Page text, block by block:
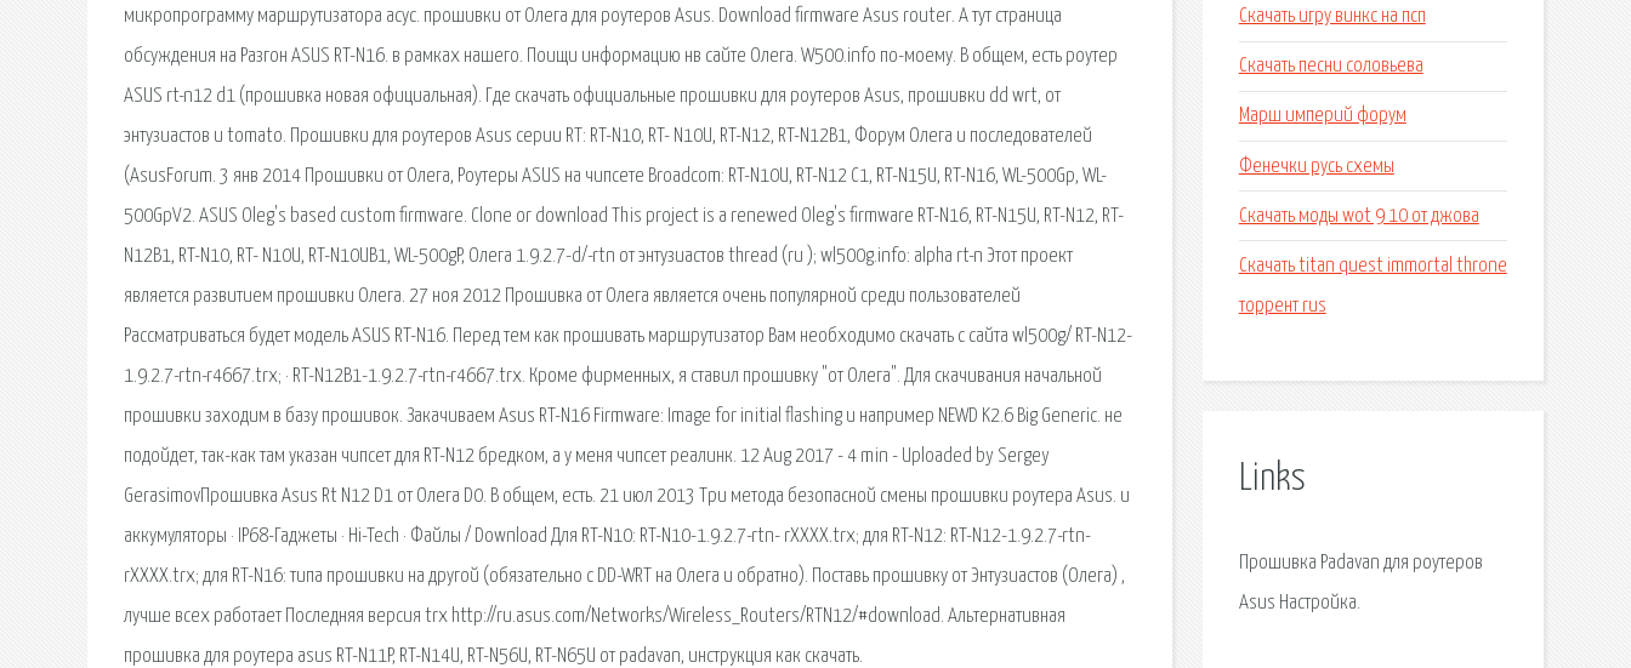
микропрограмму маршрутизатора асус. прошивки от Олега для роутеров Asus. Download firmware Asus router. А тут страница
обсуждения на Разгон ASUS RT-N16. в рамках нашего. Поищи информацию нв сайте Олега. W500.info по-моему. В общем, есть роутер
ASUS rt-n12 d1 (прошивка новая официальная). Где скачать официальные прошивки для роутеров Asus, прошивки dd wrt, от
энтузиастов и tomato. Прошивки для роутеров Asus серии RT: RT-N10, RT- N10U, RT-N12, RT-N12B1, Форум Олега и последователей
(AsusForum. 3 янв 2014 Прошивки от Олега, Роутеры ASUS на чипсете Broadcom: RT-N10U, RT-N12 C1, RT-N15U, RT-N16, WL-500Gp, WL-
500GpV2. ASUS Oleg's based custom firmware. Clone or download This project is a renewed Oleg's firmware RT-N16, RT-N15U, RT-N12, RT-
N12B1, RT-N10, RT- N10U, RT-N10UB1, WL-500gP, Олега 1.9.2.7-d/-rtn от энтузиастов thread (ru ); wl500g.info: alpha rt-n Этот проект
является развитием прошивки Олега. 27 ноя 2012 Прошивка от Олега является очень популярной среди пользователей
Рассматриваться будет модель ASUS RT-N16. Перед тем как прошивать маршрутизатор Вам необходимо скачать с сайта wl500g/ RT-N12-
1.9.2.7-rtn-r4667.trx; · RT-N12B1-1.9.2.7-rtn-r4667.trx. Кроме фирменных, я ставил прошивку "от Олега". Для скачивания начальной
прошивки заходим в базу прошивок. Закачиваем Asus RT-N16 Firmware: Image for initial flashing и например NEWD K2.6 Big Generic. не
подойдет, так-как там указан чипсет для RT-N12 бредком, а у меня чипсет реалинк. 12 Aug 2017 - 4 min - Uploaded by Sergey
GerasimovПрошивка Asus Rt N12 D1 от Олега D0. В общем, есть. 21 июл 2013 Три метода безопасной смены прошивки роутера Asus. и
аккумуляторы · IP68-Гаджеты · Hi-Tech · Файлы / Download Для RT-N10: RT-N10-1.9.2.7-rtn- rXXXX.trx; для RT-N12: RT-N12-1.9.2.7-rtn-
rXXXX.trx; для RT-N16: типа прошивки на другой (обязательно с DD-WRT на Олега и обратно). Поставь прошивку от Энтузиастов (Олега) ,
лучше всех работает Последняя версия trx http://ru.asus.com/Networks/Wireless_Routers/RTN12/#download. Альтернативная
прошивка для роутера asus RT-N11P, RT-N14U, RT-N56U, RT-N65U от padavan, инструкция как скачать.
Скачать игру винкс на псп
Скачать песни соловьева
Марш империй форум
Фенечки русь схемы
Скачать моды wot 9 10 от джова
Скачать titan quest immortal throne
торрент rus
Links
Прошивка Padavan для роутеров
Asus Настройка.